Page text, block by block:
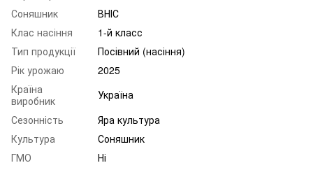
Соняшник
ВНІС
Клас насіння
1-й класс
Тип продукції
Посівний (насіння)
Рік урожаю
2025
Країна
виробник
Україна
Сезонність
Яра культура
Культура
Соняшник
ГМО
Ні